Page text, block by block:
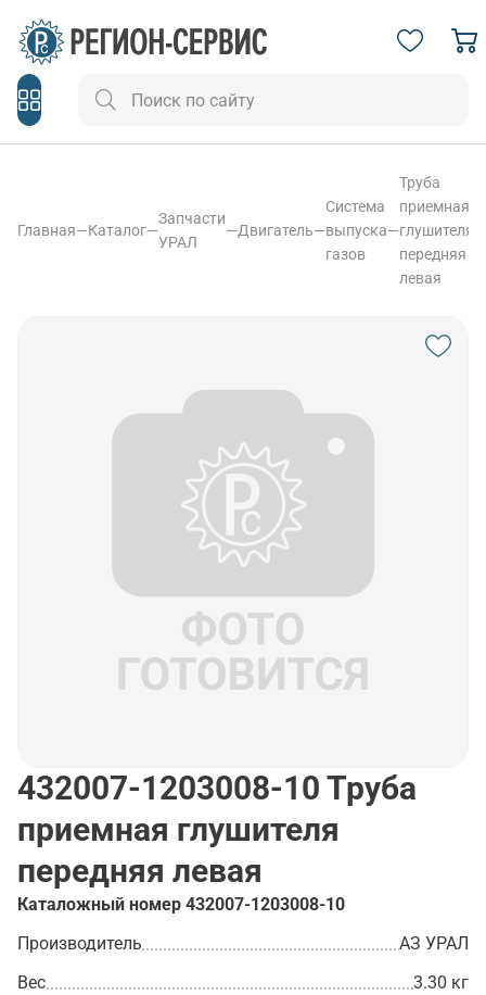
Главная—Каталог—
Запчасти
УРАЛ
—Двигатель—
Система
выпуска
газов
—
Труба
приемная
глушителя
передняя
левая
432007-1203008-10 Труба
приемная глушителя
передняя левая
Каталожный номер 432007-1203008-10
Производитель
АЗ УРАЛ
Вес
3.30 кг